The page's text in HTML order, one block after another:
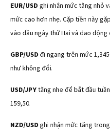
EUR/USDghi nhận mức tăng nhỏ
mức cao hơn nhẹ. Cặp tiền này
vào đầu ngày thứ Hai và dao động
GBP/USDđi ngang trên mức
như không đổi.
USD/JPYtăng nhẹ để bắt đầu
159,50.
NZD/USDghi nhận mức tăng